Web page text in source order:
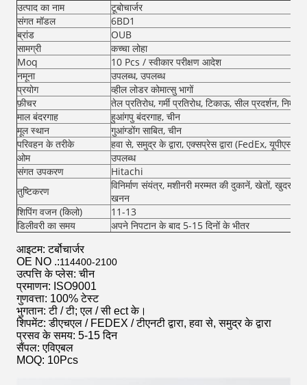
उत्पाद का नाम
टूबोचार्जर
संगत मॉडल
6BD1
ब्रांड
OUB
सामग्री
कच्चा लोहा
Moq
10 Pcs / स्वीकार परीक्षण आदेश
नमूना
उपलब्ध, उपलब्ध
प्रयोग
व्हील लोडर कोमात्सु भागों
फ़ीचर
तेल प्रतिरोध, गर्मी प्रतिरोध, टिकाऊ, सील प्रदर्शन, निर्माण
माल बंदरगाह
हुआंगपु बंदरगाह, चीन
मूल स्थान
गुआंग्डोंग साबित, चीन
परिवहन के तरीके
हवा से, समुद्र के द्वारा, एक्सप्रेस द्वारा (FedEx, यूपीएस,
ओम
उपलब्ध
संगत उपकरण
Hitachi
तुष्टिकरण
विनिर्माण संयंत्र, मशीनरी मरम्मत की दुकानें, खेतों, खुदरा,
खनन
शिपिंग वजन (किलो)
11-13
डिलीवरी का समय
अपने निपटान के बाद 5-15 दिनों के भीतर
आइटम: टर्बोचार्जर
OE NO .:114400-2100
उत्पत्ति के प्लेस: चीन
प्रमाणन: ISO9001
गुणवत्ता: 100% टेस्ट
भुगतान: टी / टी; एल / सी ect के।
शिपमेंट: डीएचएल / FEDEX / टीएनटी द्वारा, हवा से, समुद्र के द्वारा
प्रसव के समय: 5-15 दिन
सैंपल: एविएबल
MOQ: 10Pcs